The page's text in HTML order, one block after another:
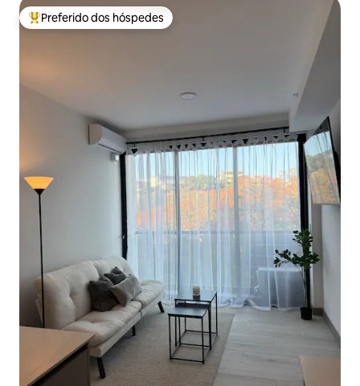
Entre os melhores preferidos dos hóspedes
Preferido dos hóspedes